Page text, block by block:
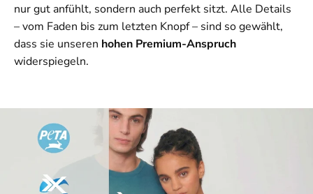
nur gut anfühlt, sondern auch perfekt sitzt. Alle Details
– vom Faden bis zum letzten Knopf – sind so gewählt,
dass sie unseren hohen Premium-Anspruch
widerspiegeln.